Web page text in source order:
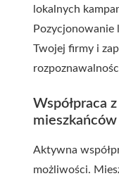
lokalnych
Pozycjonowanie
Twojej firmy i
Współpraca
Aktywna
możliwości.